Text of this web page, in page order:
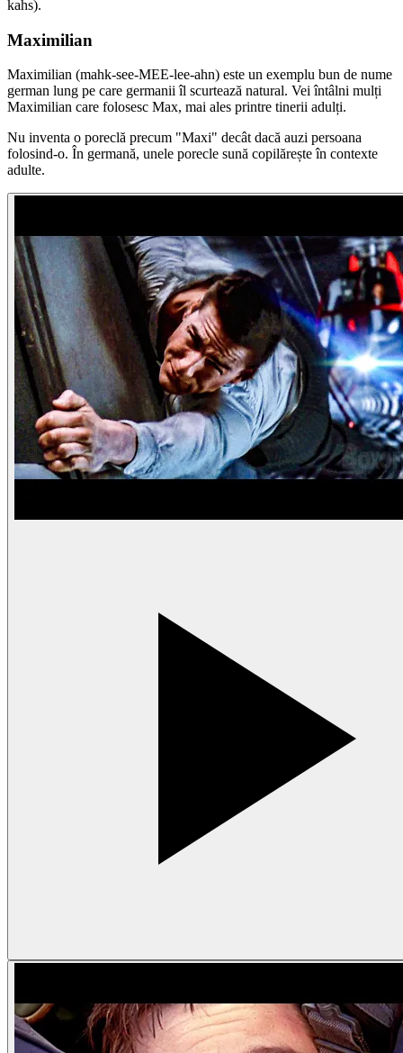
kahs).
Maximilian
Maximilian (mahk-see-MEE-lee-ahn) este un exemplu bun de nume
german lung pe care germanii îl scurtează natural. Vei întâlni mulți
Maximilian care folosesc Max, mai ales printre tinerii adulți.
Nu inventa o poreclă precum "Maxi" decât dacă auzi persoana
folosind-o. În germană, unele porecle sună copilărește în contexte
adulte.